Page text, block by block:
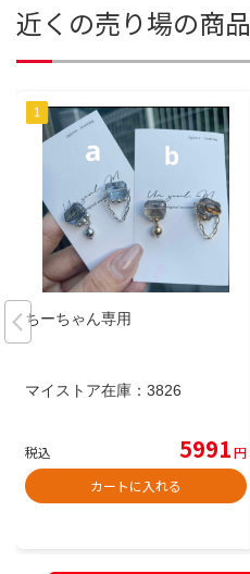
近くの売り場の商品
ちーちゃん専用
マイストア在庫： 3826
税込 5991円
カートに入れる